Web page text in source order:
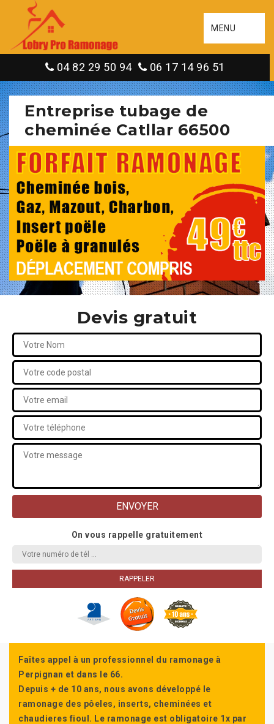
MENU
04 82 29 50 94 06 17 14 96 51
Entreprise tubage de
cheminée Catllar 66500
Devis gratuit
On vous rappelle gratuitement
Faîtes appel à un professionnel du ramonage à
Perpignan et dans le 66.
Depuis + de 10 ans, nous avons développé le
ramonage des pôeles, inserts, cheminées et
chaudieres fioul. Le ramonage est obligatoire 1x par